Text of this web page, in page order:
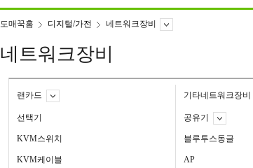
도매꾹홈 디지털/가전 네트워크장비
네트워크장비
랜카드 기타네트워크장비
선택기 공유기
KVM스위치 블루투스동글
KVM케이블 AP